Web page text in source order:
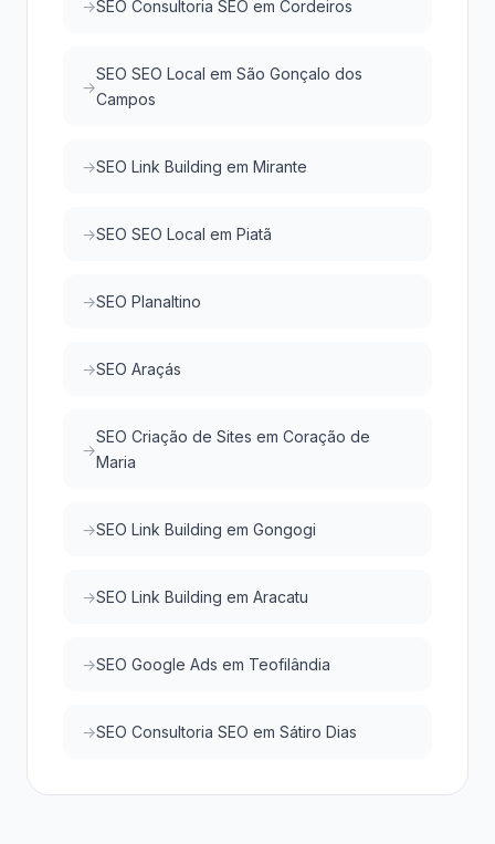
SEO Consultoria SEO em Cordeiros
SEO SEO Local em São Gonçalo dos
Campos
SEO Link Building em Mirante
SEO SEO Local em Piatã
SEO Planaltino
SEO Araçás
SEO Criação de Sites em Coração de
Maria
SEO Link Building em Gongogi
SEO Link Building em Aracatu
SEO Google Ads em Teofilândia
SEO Consultoria SEO em Sátiro Dias